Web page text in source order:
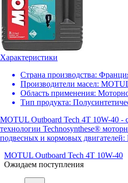
Характеристики
Страна производства:
Производители масел:
Область применения:
Тип продукта:
MOTUL Outboard Tech 4T 10W-40 -
технологии Technosynthese®
подвесных и кормовых
MOTUL Outboard Tech 4T 10W-40
Ожидаем поступления